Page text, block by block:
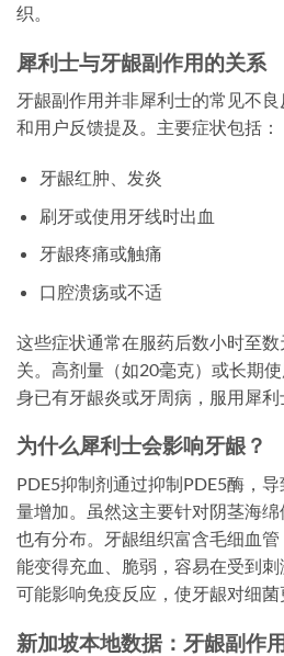
织。
犀利士与牙龈副作用的关系
牙龈副作用并非犀利士的常见不
和用户反馈提及。主要症状包括：
牙龈红肿、发炎
刷牙或使用牙线时出血
牙龈疼痛或触痛
口腔溃疡或不适
这些症状通常在服药后数小时至
关。高剂量（如20毫克）或长期
身已有牙龈炎或牙周病，服用犀利
为什么犀利士会影响牙龈？
PDE5抑制剂通过抑制PDE5酶，
量增加。虽然这主要针对阴茎海
也有分布。牙龈组织富含毛细血
能变得充血、脆弱，容易在受到
可能影响免疫反应，使牙龈对细菌
新加坡本地数据：牙龈副作